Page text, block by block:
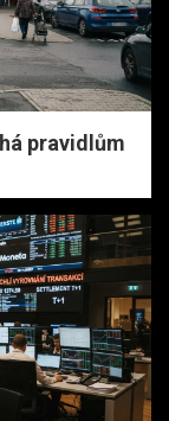
pravidlům